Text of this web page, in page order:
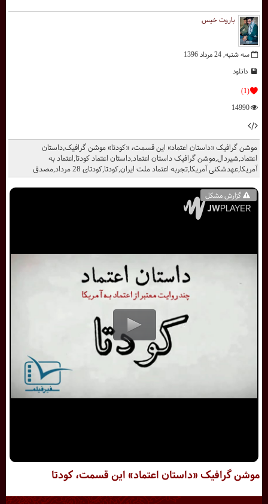
موشن گرافیک «داستان اعتماد» این قسمت، کودتا
گزارش مشکل
موشن گرافیک «داستان اعتماد» این قسمت، «کودتا» موشن گرافیک,داستان
اعتماد,شیردال,موشن گرافیک داستان اعتماد,داستان اعتماد کودتا,اعتماد به
آمریکا,عهدشکنی آمریکا,تجربه اعتماد ملت ایران,کودتا,کودتای 28 مرداد,مصدق
باروت خیس
سه شنبه, 24 مرداد 1396
دانلود
(1)
14990